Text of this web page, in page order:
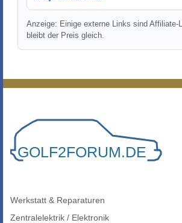
Anzeige: Einige externe Links sind Affiliate-
bleibt der Preis gleich.
Werkstatt & Reparaturen
Zentralelektrik / Elektronik